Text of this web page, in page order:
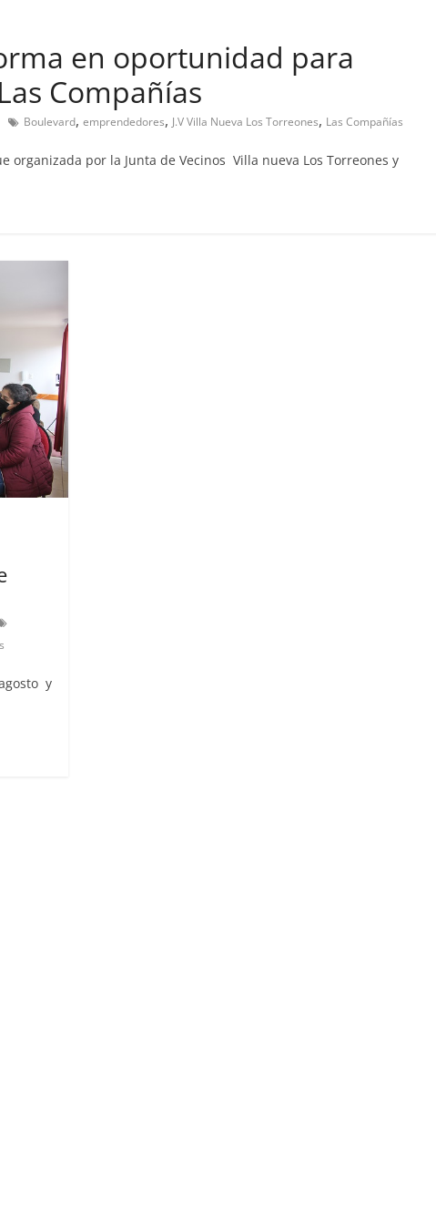
en oportunidad para
Compañías
Boulevard, emprendedores, J.V Villa Nueva Los Torreones, Las Compañías
por la Junta de Vecinos Villa nueva Los Torreones y
y
abandono de casa
2019 Prensa LC 0